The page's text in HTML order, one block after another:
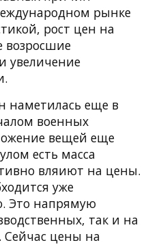
рынке
рост цен на
возросшие
увеличение
наметилась еще в
военных
вещей еще
есть масса
вляиют на цены.
уже
Это напрямую
так и на
Сейчас цены на